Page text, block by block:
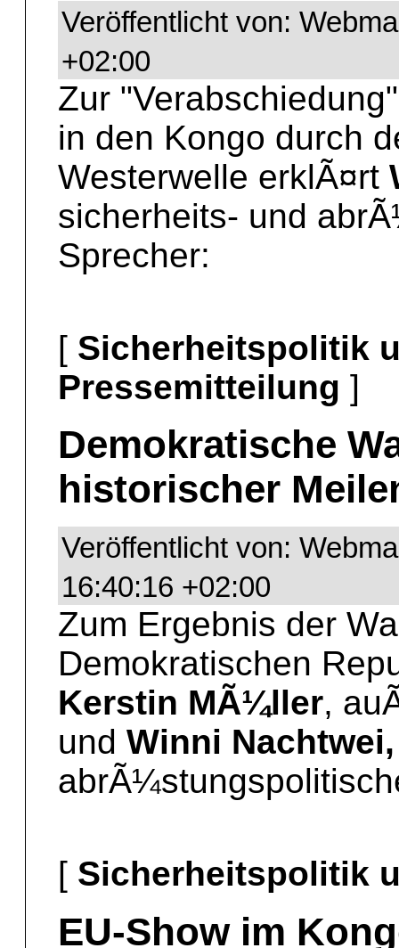
Veröffentlicht von:
+02:00
Zur
in den Kongo durch
Westerwelle erklÃ¤rt
sicherheits- und
Sprecher:
[ Sicherheitspolitik
Pressemitteilung ]
Demokratische
historischer
Veröffentlicht von:
16:40:16 +02:00
Zum Ergebnis der
Demokratischen
Kerstin MÃ¼ller,
und Winni Nachtwei,
[ Sicherheitspolitik
EU-Show im